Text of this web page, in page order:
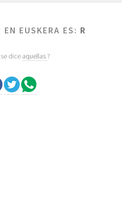
EUSKERA ES: R
dice aquellas?